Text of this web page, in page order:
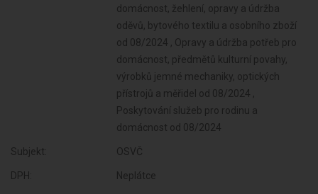
domácnost, žehlení, opravy a údržba
oděvů, bytového textilu a osobního zboží
od 08/2024 , Opravy a údržba potřeb pro
domácnost, předmětů kulturní povahy,
výrobků jemné mechaniky, optických
přístrojů a měřidel od 08/2024 ,
Poskytování služeb pro rodinu a
domácnost od 08/2024
Subjekt: OSVČ
DPH: Neplátce